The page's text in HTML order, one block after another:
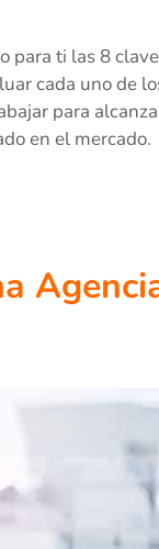
para ti las 8
cada uno de
para
en el mercado.